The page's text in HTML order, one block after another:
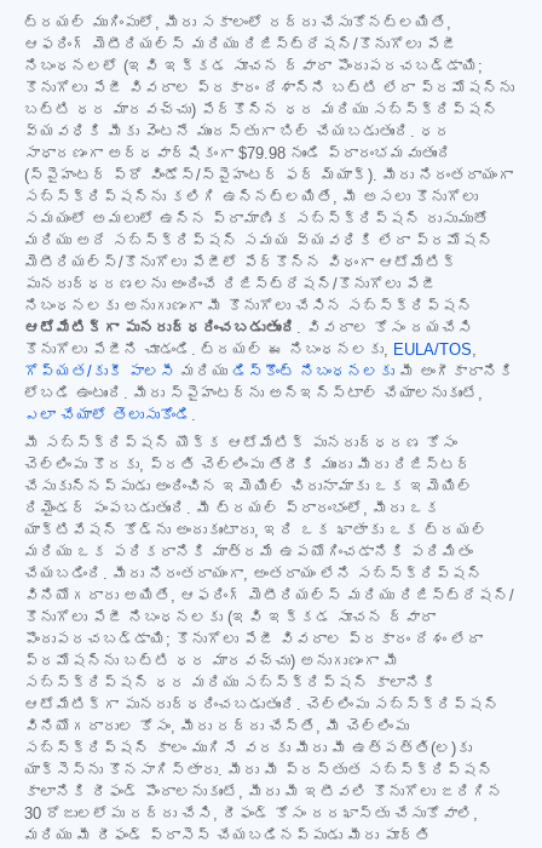
ట్రయల్ ముగింపులో, మీరు సకాలంలో రద్దు చేసుకోనట్లయితే,
ఆఫరింగ్ మెటీరియల్స్ మరియు రిజిస్ట్రేషన్/కొనుగోలు పేజీ
నిబంధనలలో (ఇవి ఇక్కడ సూచన ద్వారా పొందుపరచబడ్డాయి;
కొనుగోలు పేజీ వివరాల ప్రకారం దేశాన్ని బట్టి లేదా ప్రమోషన్‌ను
బట్టి ధర మారవచ్చు) పేర్కొన్న ధర మరియు సబ్‌స్క్రిప్షన్
వ్యవధికి మీకు వెంటనే ముందస్తుగా బిల్ చేయబడుతుంది. ధర
సాధారణంగా అర్ధవార్షికంగా $79.98 నుండి ప్రారంభమవుతుంది
(స్పైహంటర్ ప్రో విండోస్/స్పైహంటర్ ఫర్ మ్యాక్). మీరు నిరంతరాయంగా
సబ్‌స్క్రిప్షన్‌ను కలిగి ఉన్నట్లయితే, మీ అసలు కొనుగోలు
సమయంలో అమలులో ఉన్న ప్రామాణిక సబ్‌స్క్రిప్షన్ రుసుముతో
మరియు అదే సబ్‌స్క్రిప్షన్ సమయ వ్యవధికి లేదా ప్రమోషన్
మెటీరియల్స్/కొనుగోలు పేజీలో పేర్కొన్న విధంగా ఆటోమేటిక్
పునరుద్ధరణలను అందించే రిజిస్ట్రేషన్/కొనుగోలు పేజీ
నిబంధనలకు అనుగుణంగా మీ కొనుగోలు చేసిన సబ్‌స్క్రిప్షన్
ఆటోమేటిక్‌గా పునరుద్ధరించబడుతుంది . వివరాల కోసం దయచేసి
కొనుగోలు పేజీని చూడండి. ట్రయల్ ఈ నిబంధనలకు, EULA/TOS,
గోప్యత/కుకీ పాలసీ మరియు డిస్కౌంట్ నిబంధనలకు మీ అంగీకారానికి
లోబడి ఉంటుంది. మీరు స్పైహంటర్‌ను అన్‌ఇన్‌స్టాల్ చేయాలనుకుంటే,
ఎలా చేయాలో తెలుసుకోండి .
మీ సబ్‌స్క్రిప్షన్ యొక్క ఆటోమేటిక్ పునరుద్ధరణ కోసం
చెల్లింపు కొరకు, ప్రతి చెల్లింపు తేదీకి ముందు మీరు రిజిస్టర్
చేసుకున్నప్పుడు అందించిన ఇమెయిల్ చిరునామాకు ఒక ఇమెయిల్
రిమైండర్ పంపబడుతుంది. మీ ట్రయల్ ప్రారంభంలో, మీరు ఒక
యాక్టివేషన్ కోడ్‌ను అందుకుంటారు, ఇది ఒక ఖాతాకు ఒక ట్రయల్
మరియు ఒక పరికరానికి మాత్రమే ఉపయోగించడానికి పరిమితం
చేయబడింది. మీరు నిరంతరాయంగా, అంతరాయం లేని సబ్‌స్క్రిప్షన్
వినియోగదారు అయితే, ఆఫరింగ్ మెటీరియల్స్ మరియు రిజిస్ట్రేషన్/
కొనుగోలు పేజీ నిబంధనలకు (ఇవి ఇక్కడ సూచన ద్వారా
పొందుపరచబడ్డాయి; కొనుగోలు పేజీ వివరాల ప్రకారం దేశం లేదా
ప్రమోషన్‌ను బట్టి ధర మారవచ్చు) అనుగుణంగా మీ
సబ్‌స్క్రిప్షన్ ధర మరియు సబ్‌స్క్రిప్షన్ కాలానికి
ఆటోమేటిక్‌గా పునరుద్ధరించబడుతుంది. చెల్లింపు సబ్‌స్క్రిప్షన్
వినియోగదారుల కోసం, మీరు రద్దు చేస్తే, మీ చెల్లింపు
సబ్‌స్క్రిప్షన్ కాలం ముగిసే వరకు మీరు మీ ఉత్పత్తి(ల)కు
యాక్సెస్‌ను కొనసాగిస్తారు. మీరు మీ ప్రస్తుత సబ్‌స్క్రిప్షన్
కాలానికి రీఫండ్ పొందాలనుకుంటే, మీరు మీ ఇటీవలి కొనుగోలు జరిగిన
30 రోజులలోపు రద్దు చేసి, రీఫండ్ కోసం దరఖాస్తు చేసుకోవాలి,
మరియు మీ రీఫండ్ ప్రాసెస్ చేయబడినప్పుడు మీరు పూర్తి